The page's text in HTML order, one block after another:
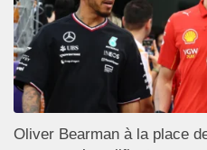
Oliver Bearman à la place